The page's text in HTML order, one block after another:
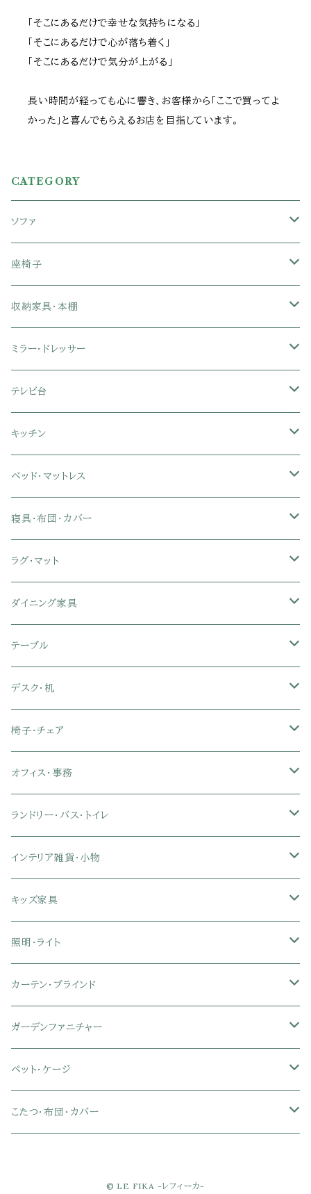
「そこにあるだけで幸せな気持ちになる」
「そこにあるだけで心が落ち着く」
「そこにあるだけで気分が上がる」
長い時間が経っても心に響き、お客様から「ここで買ってよ
かった」と喜んでもらえるお店を目指しています。
CATEGORY
ソファ
1人掛けソファ
2人掛けソファ
3人掛けソファ
フロアソファ・ローソファ
ソファベッド
カウチソファ・コーナーソファ
リクライニングソファ
スツール・オットマン
クッションソファ
革・レザー・合皮ソファ
布張り・ファブリックソファ
ソファカバー
座椅子
1人掛け座椅子
2人掛け座椅子
リクライニング座椅子
肘付き座椅子
座椅子カバー
ポケットコイル座椅子
収納家具・本棚
カラーボックス
本棚・書棚
衣類・タンス・チェスト
ハンガーラック
ラック・シェルフ
スチールラック・メタルラック
衣装ケース・壁面収納・ワードローブ
キャビネット・サイドボード
ランドリー・トイレ収納
玄関収納
突っ張り棚・突っ張りラック
ミラー・ドレッサー
ドレッサー・鏡台
ミラー・スタンドミラー
テレビ台
壁面収納・ハイタイプテレビ台
ミドルタイプテレビ台
ロータイプテレビ台
コーナーテレビ台
伸縮テレビ台
テレビスタンド
サイドチェスト
幅90cm以下テレビ台
幅91～120cmテレビ台
幅121～150cmテレビ台
幅151～180cmテレビ台
キッチン
食器棚・キッチンボード
レンジ台
キッチンワゴン
キッチンカウンター
キッチンラック・冷蔵庫ラック
隙間収納
キッチンマット
キッチン用品
キッチン家電
ベッド・マットレス
ローベッド
セミシングル
シングル
収納付きベッド
セミシングル
シングル
パネルベッド
セミシングル
シングル
すのこベッド
セミシングル
シングル
脚付きマットレス
セミシングル
シングル
パイプベッド
ロフトベッド
2段ベッド
折りたたみベッド
ソファベッド
マットレス
セミシングル
シングル
セミシングル
シングル
セミダブル
ダブル
寝具・布団・カバー
掛け布団
敷き布団
布団セット
枕
タオルケット・ガーゼケット
ブランケット・毛布
布団カバー・敷きパッド
ひんやりマット（冷却マット）
こたつ布団
シングル
セミダブル
ダブル
クイーン
キング
ラグ・マット
ラグ・カーペット
玄関マット
キッチンマット
フローリングマット
ジョイントマット
ダイニング家具
ダイニングテーブル
ダイニングチェア・ベンチ
ダイニングテーブルセット
2人用ダイニングテーブルセット
4人用ダイニングテーブルセット
6人用ダイニングテーブルセット
木製ダイニング
スチール脚ダイニング
テーブル
サイドテーブル
ウッドテーブル
センターテーブル
ガラステーブル
カウンターテーブル
伸縮式テーブル
デスク・机
パソコン・オフィスデスク
L字デスク
収納付きデスク
キーボードスライダー付きデスク
学習机
ツインデスク
デスクセット
サイドワゴン・チェスト
木製デスク
ガラスデスク
椅子・チェア
ダイニングチェア・ベンチ
オフィスチェア
リクライニングチェア
ハイバックオフィスチェア
メッシュオフィスチェア
リビングチェア
スツール・オットマン
学習椅子
ファブリックチェア
革・レザー・合皮チェア
スチール脚チェア
木脚チェア
オフィス・事務
オフィスチェア
オフィスデスク
オフィス収納
オフィス雑貨
オフィス家電
ランドリー・バス・トイレ
ランドリーラック
タオルハンガー
洗濯カゴ・ワゴン
物干しスタンド
トイレ用品
トイレットペーパーホルダー
バス用品・バスマット
インテリア雑貨・小物
タオル
食器・食器スタンド
キャニスター・ディスペンサー
コーヒーサーバー
エコバッグ
玄関小物・傘
キッズ家具
絵本ラック・本棚
ラック・ランドセルラック
おもちゃ・キッズ収納
学習机・学習椅子
チェア・ベビーチェア・ソファ
照明・ライト
シーリングライト
シーリングファンライト
ペンダントライト
スポットライト
カーテン・ブラインド
ドレープカーテン
レースカーテン
カーテンセット
ガーデンファニチャー
ガーデンフェンス・アーチ
ガーデンテーブル・チェア・ベンチ
ペット・ケージ
ケージ
こたつ・布団・カバー
© LE FIKA -レフィーカ-